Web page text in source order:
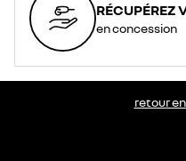
RÉCUPÉREZ
en concession
retour